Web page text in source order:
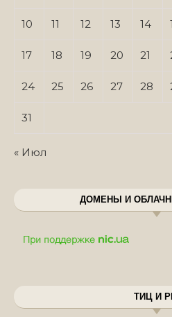
10 11 12 13 14
17 18 19 20 21
24 25 26 27 28
31
« Июл
ДОМЕНЫ И
ТИЦ И